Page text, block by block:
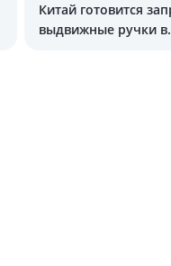
Китай готовится
выдвижные ручки в